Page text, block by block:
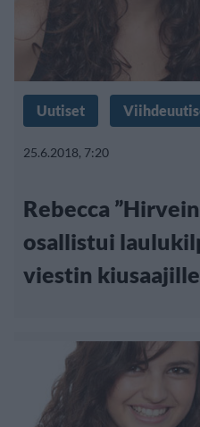
Uutiset
25.6.2018, 7:20
Rebecca
osallistui
viestin